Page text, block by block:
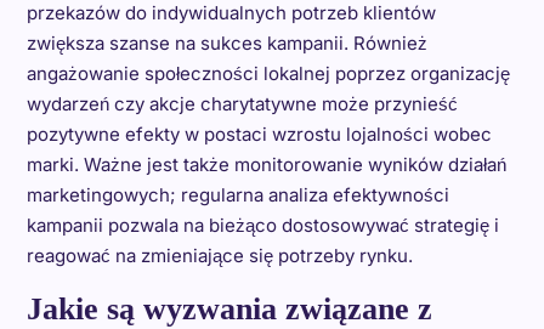
przekazów do indywidualnych potrzeb klientów
zwiększa szanse na sukces kampanii. Również
angażowanie społeczności lokalnej poprzez organizację
wydarzeń czy akcje charytatywne może przynieść
pozytywne efekty w postaci wzrostu lojalności wobec
marki. Ważne jest także monitorowanie wyników działań
marketingowych; regularna analiza efektywności
kampanii pozwala na bieżąco dostosowywać strategię i
reagować na zmieniające się potrzeby rynku.
Jakie są wyzwania związane z